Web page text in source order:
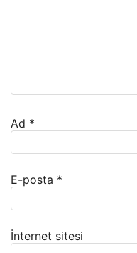
Ad *
E-posta *
İnternet sitesi